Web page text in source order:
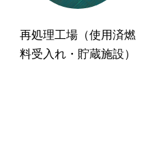
再処理工場（使用済燃
料受入れ・貯蔵施設）